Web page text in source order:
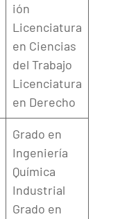
ión
Licenciatura
en Ciencias
del Trabajo
Licenciatura
en Derecho
Grado en
Ingeniería
Química
Industrial
Grado en